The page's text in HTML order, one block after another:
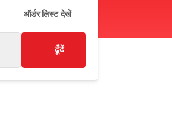
ऑर्डर लिस्ट देखें
ढूँढें